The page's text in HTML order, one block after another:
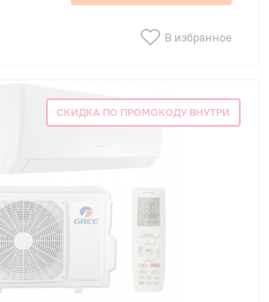
В избранное
СКИДКА ПО ПРОМОКОДУ ВНУТРИ